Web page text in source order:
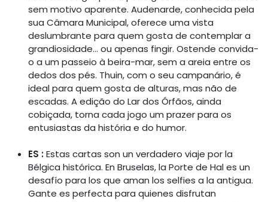
sem motivo aparente. Audenarde, conhecida pela
sua Câmara Municipal, oferece uma vista
deslumbrante para quem gosta de contemplar a
grandiosidade... ou apenas fingir. Ostende convida-
o a um passeio à beira-mar, sem a areia entre os
dedos dos pés. Thuin, com o seu campanário, é
ideal para quem gosta de alturas, mas não de
escadas. A edição do Lar dos Órfãos, ainda
cobiçada, torna cada jogo um prazer para os
entusiastas da história e do humor.
ES :Estas cartas son un verdadero viaje por la
Bélgica histórica. En Bruselas, la Porte de Hal es un
desafío para los que aman los selfies a la antigua.
Gante es perfecta para quienes disfrutan